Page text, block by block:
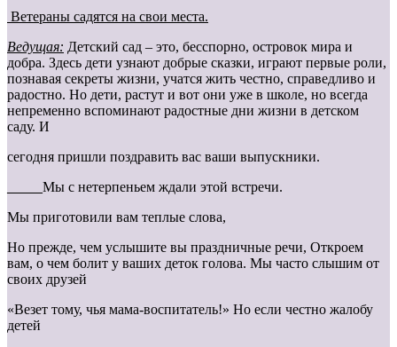
Ветераны садятся на свои места.
Ведущая: Детский сад – это, бесспорно, островок мира и
добра. Здесь дети узнают добрые сказки, играют первые роли,
познавая секреты жизни, учатся жить честно, справедливо и
радостно. Но дети, растут и вот они уже в школе, но всегда
непременно вспоминают радостные дни жизни в детском
саду. И
сегодня пришли поздравить вас ваши выпускники.
Мы с нетерпеньем ждали этой встречи.
Мы приготовили вам теплые слова,
Но прежде, чем услышите вы праздничные речи, Откроем
вам, о чем болит у ваших деток голова. Мы часто слышим от
своих друзей
«Везет тому, чья мама-воспитатель!» Но если честно жалобу
детей